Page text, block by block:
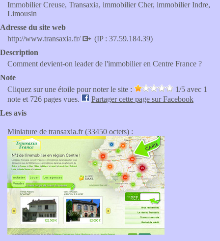
Immobilier Creuse, Transaxia, immobilier Cher, immobilier Indre,
Limousin
Adresse du site web
http://www.transaxia.fr/
(IP : 37.59.184.39)
Description
Comment devient-on leader de l'immobilier en Centre France ?
Note
Cliquez sur une étoile pour noter le site :
1/5 avec 1
note et 726 pages vues.
Partager cette page sur Facebook
Les avis
Miniature de transaxia.fr (33450 octets) :